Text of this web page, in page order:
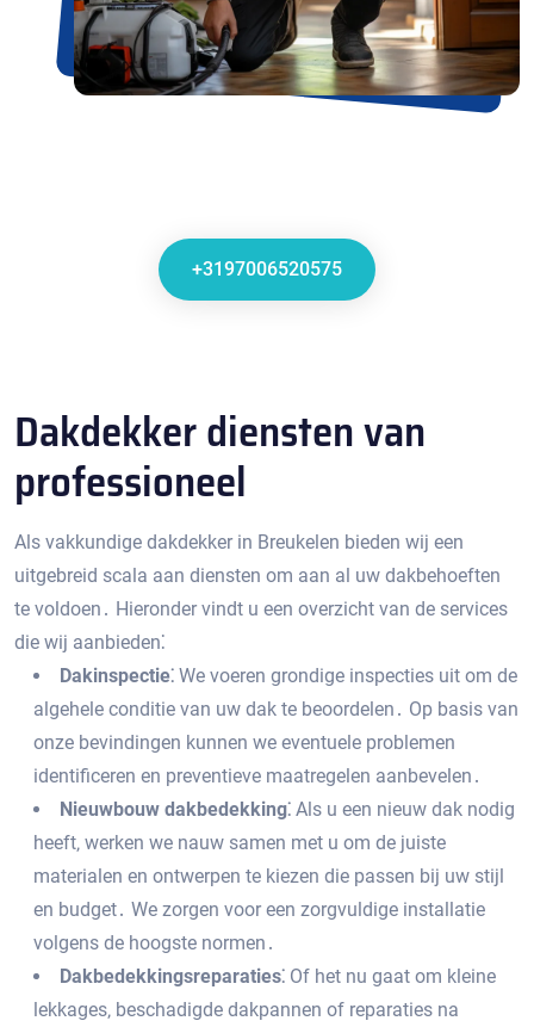
+3197006520575
Dakdekker diensten van
professioneel
Als vakkundige dakdekker in Breukelen bieden wij een
uitgebreid scala aan diensten om aan al uw dakbehoeften
te voldoen․ Hieronder vindt u een overzicht van de services
die wij aanbieden⁚
Dakinspectie⁚ We voeren grondige inspecties uit om de
algehele conditie van uw dak te beoordelen․ Op basis van
onze bevindingen kunnen we eventuele problemen
identificeren en preventieve maatregelen aanbevelen․
Nieuwbouw dakbedekking⁚ Als u een nieuw dak nodig
heeft‚ werken we nauw samen met u om de juiste
materialen en ontwerpen te kiezen die passen bij uw stijl
en budget․ We zorgen voor een zorgvuldige installatie
volgens de hoogste normen․
Dakbedekkingsreparaties⁚ Of het nu gaat om kleine
lekkages‚ beschadigde dakpannen of reparaties na